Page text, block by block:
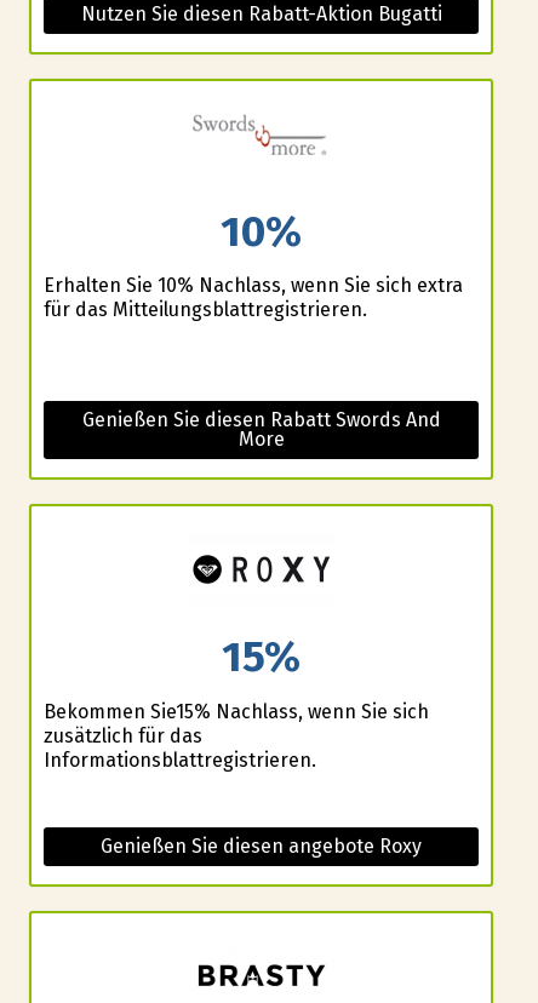
Nutzen Sie diesen Rabatt-Aktion Bugatti
10%
Erhalten Sie 10% Nachlass, wenn Sie sich extra
für das Mitteilungsblattregistrieren.
Genießen Sie diesen Rabatt Swords And
More
15%
Bekommen Sie15% Nachlass, wenn Sie sich
zusätzlich für das
Informationsblattregistrieren.
Genießen Sie diesen angebote Roxy